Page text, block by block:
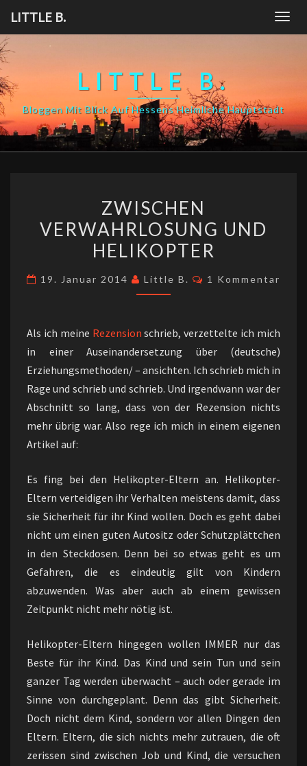
content
LITTLE B.
LITTLE B.
Bloggen Mit Blick Auf Hessens Heimliche Hauptstadt
VERWAHRLOSUNG
UND
HELIKOPTER
ZWISCHEN
VERWAHRLOSUNG UND
HELIKOPTER
19. Januar 2014 Little B. Kommentare
1 Kommentar
Als ich meine Rezension schrieb, verzettelte ich mich
in einer Auseinandersetzung über (deutsche)
Erziehungsmethoden/ – ansichten. Ich schrieb mich in
Rage und schrieb und schrieb. Und irgendwann war der
Abschnitt so lang, dass von der Rezension nichts
mehr übrig war. Also rege ich mich in einem eigenen
Artikel auf:
Es fing bei den Helikopter-Eltern an. Helikopter-
Eltern verteidigen ihr Verhalten meistens damit, dass
sie Sicherheit für ihr Kind wollen. Doch es geht dabei
nicht um einen guten Autositz oder Schutzplättchen
in den Steckdosen. Denn bei so etwas geht es um
Gefahren, die es eindeutig gilt von Kindern
abzuwenden. Was aber auch ab einem gewissen
Zeitpunkt nicht mehr nötig ist.
Helikopter-Eltern hingegen wollen IMMER nur das
Beste für ihr Kind. Das Kind und sein Tun und sein
ganzer Tag werden überwacht – auch oder gerade im
Sinne von durchgeplant. Denn das gibt Sicherheit.
Doch nicht dem Kind, sondern vor allen Dingen den
Eltern. Eltern, die sich nichts mehr zutrauen, die oft
zerissen sind zwischen Job und Kind, die versuchen